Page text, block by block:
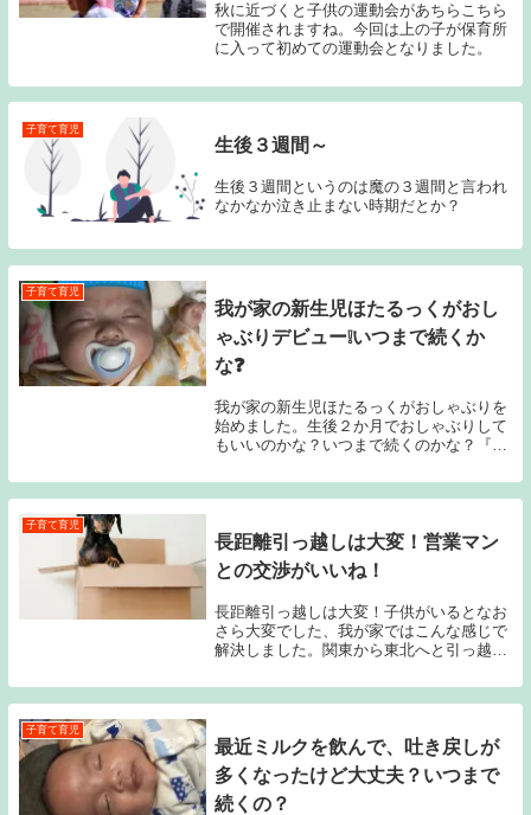
秋に近づくと子供の運動会があちらこちら
で開催されますね。今回は上の子が保育所
に入って初めての運動会となりました。
子育て育児
生後３週間～
生後３週間というのは魔の３週間と言われ
なかなか泣き止まない時期だとか？
子育て育児
我が家の新生児ほたるっくがおし
ゃぶりデビュー❕いつまで続くか
な❓
我が家の新生児ほたるっくがおしゃぶりを
始めました。生後２か月でおしゃぶりして
もいいのかな？いつまで続くのかな？『結
子育て育児
長距離引っ越しは大変！営業マン
との交渉がいいね！
長距離引っ越しは大変！子供がいるとなお
さら大変でした、我が家ではこんな感じで
解決しました。関東から東北へと引っ越し
子育て育児
最近ミルクを飲んで、吐き戻しが
多くなったけど大丈夫？いつまで
続くの？